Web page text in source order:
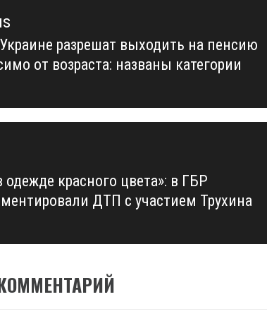
разрешат выходить на пенсию
от возраста: названы категории
одежде красного цвета»: в ГБР
ДТП с участием Трухина